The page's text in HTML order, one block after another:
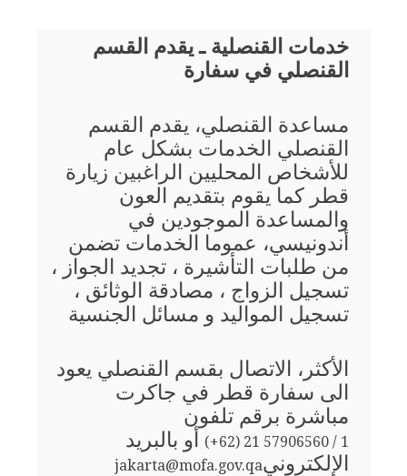
خدمات القنصلية ـ يقدم القسم
القنصلي في سفارة
مساعدة القنصلي، يقدم القسم
القنصلي الخدمات بشكل عام
للأشخاص المحليين الراغبين زيارة
قطر كما يقوم بتقديم العون
والمساعدة الموجودين في
أندونيسي، عموما الخدمات تضمن
من طلبات التأشيرة ، تجديد الجواز ،
تسجيل الزواج ، مصادقة الوثائق ،
تسجيل المواليد و مسائل الجنسية
الأكثر، الاتصال بقسم القنصلي يعود
الى سفارة قطر في جاكرت
مباشرة برقم تلفون
(+62) 21 57906560 / 1 أو بالبريد
الإلكترونيjakarta@mofa.gov.qa